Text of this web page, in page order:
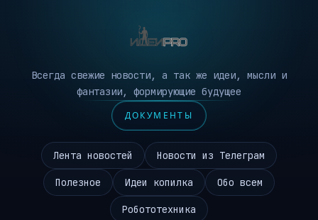
Всегда свежие новости, а так же идеи, мысли и
фантазии, формирующие будущее
ДОКУМЕНТЫ
Лента новостей Новости из Телеграм
Полезное Идеи копилка Обо всем
Робототехника